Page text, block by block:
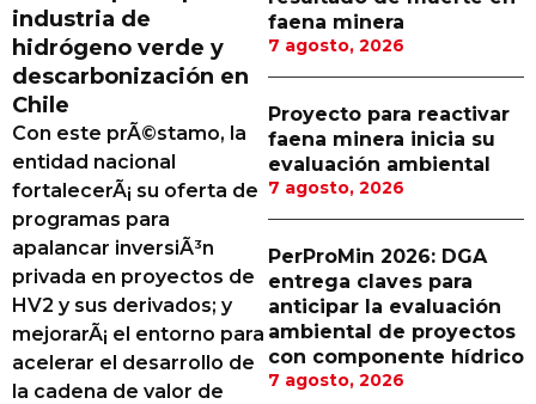
Proveedores
Canal Digital
Columnas de Opinión
Designaciones
Calendario de Eventos
Revistas Digital
Siguenos
industria de
hidrógeno verde y
descarbonización en
Chile
Con este prÃ©stamo, la
entidad nacional
fortalecerÃ¡ su oferta de
programas para
apalancar inversiÃ³n
privada en proyectos de
HV2 y sus derivados; y
mejorarÃ¡ el entorno para
acelerar el desarrollo de
la cadena de valor de
faena minera
7 agosto, 2026
Proyecto para reactivar
faena minera inicia su
evaluación ambiental
7 agosto, 2026
PerProMin 2026: DGA
entrega claves para
anticipar la evaluación
ambiental de proyectos
con componente hídrico
7 agosto, 2026